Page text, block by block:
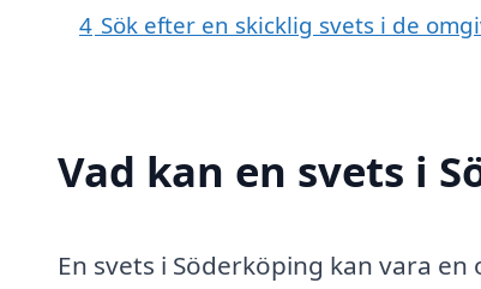
4 Sök efter en skicklig svets i de
Vad kan en svets i
En svets i Söderköping kan vara